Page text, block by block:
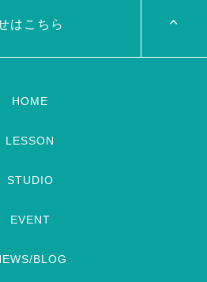
などなど ₊˚ […]
はこちら
HOME
LESSON
STUDIO
EVENT
BLOG